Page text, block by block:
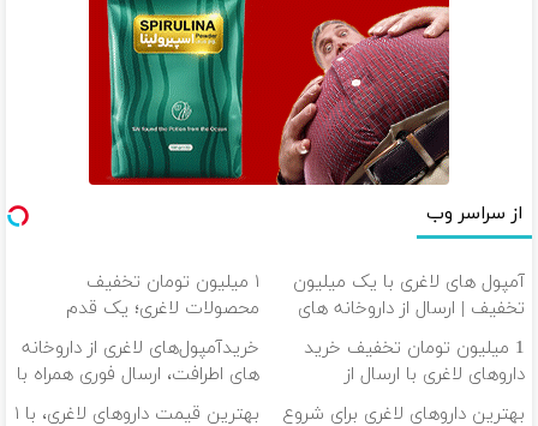
از سراسر وب
آمپول های لاغری با یک میلیون
تخفیف | ارسال از داروخانه های
معتبر
۱ میلیون تومان تخفیف
محصولات لاغری؛ یک قدم
نزدیک‌تر به شروع کاهش وزن
1 میلیون تومان تخفیف خرید
داروهای لاغری با ارسال از
داروخانه و پک یخ!
خریدآمپول‌های لاغری از داروخانه
های اطرافت، ارسال فوری همراه با
بهترین داروهای لاغری برای شروع
بهترین قیمت داروهای لاغری، با ۱